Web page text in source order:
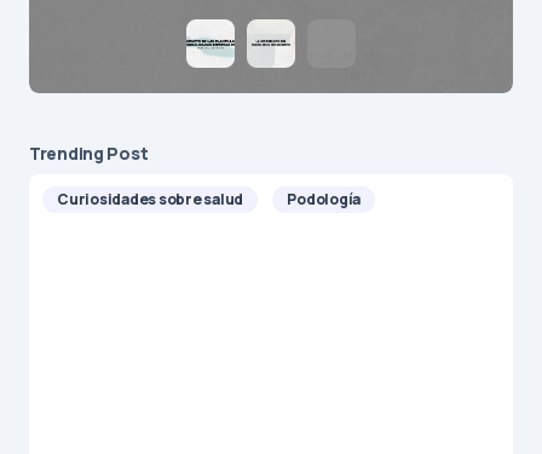
Trending Post
Curiosidades sobre salud Podología